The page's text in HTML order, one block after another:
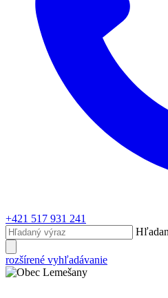
+421 517 931 241
rozšírené vyhľadávanie